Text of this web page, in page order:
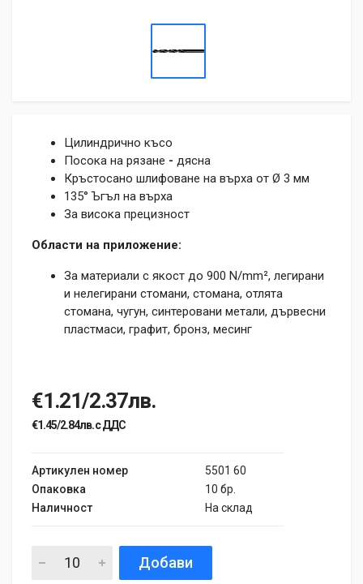
Цилиндрично късо
Посока на рязане - дясна
Кръстосано шлифоване на върха от Ø 3 мм
135° Ъгъл на върха
За висока прецизност
Области на приложение:
За материали с якост до 900 N/mm², легирани
и нелегирани стомани, стомана, отлята
стомана, чугун, синтеровани метали, дървесни
пластмаси, графит, бронз, месинг
€1.21/2.37лв.
€1.45/2.84лв. с ДДС
Артикулен номер
5501 60
Опаковка
10 бр.
Наличност
На склад
Добави